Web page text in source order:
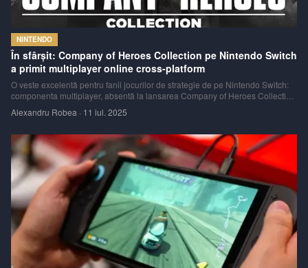
NINTENDO
În sfârșit: Company of Heroes Collection pe Nintendo Switch
a primit multiplayer online cross-platform
O veste excelentă pentru fanii jocurilor de strategie de pe Nintendo Switch:
componenta multiplayer, absentă la lansarea Company of Heroes Collection
Alexandru Robea · 11 iul. 2025